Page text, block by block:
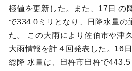
極値を更新した。また、17日 の
で334.0ミリとなり、日降水量の
た。 この大雨により佐伯市や津
大雨情報を計４回発表した。16
総降 水量は、臼杵市臼杵で